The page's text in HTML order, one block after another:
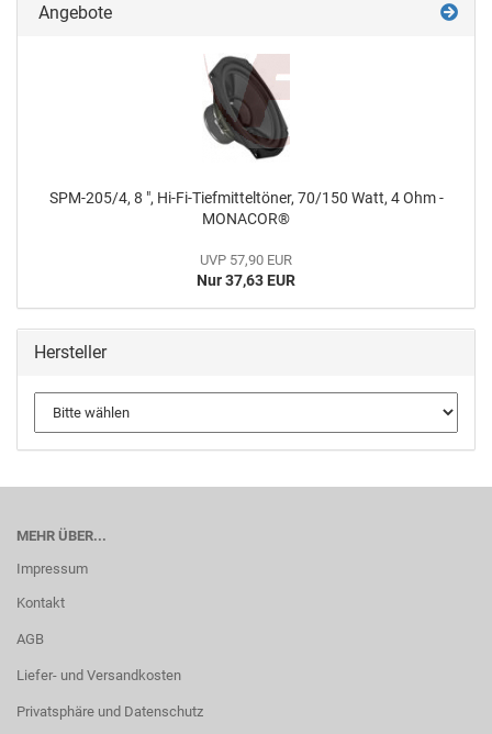
Angebote
SPM-205/4, 8 ", Hi-Fi-Tiefmitteltöner, 70/150 Watt, 4 Ohm -
MONACOR®
UVP 57,90 EUR
Nur 37,63 EUR
Hersteller
MEHR ÜBER...
Impressum
Kontakt
AGB
Liefer- und Versandkosten
Privatsphäre und Datenschutz